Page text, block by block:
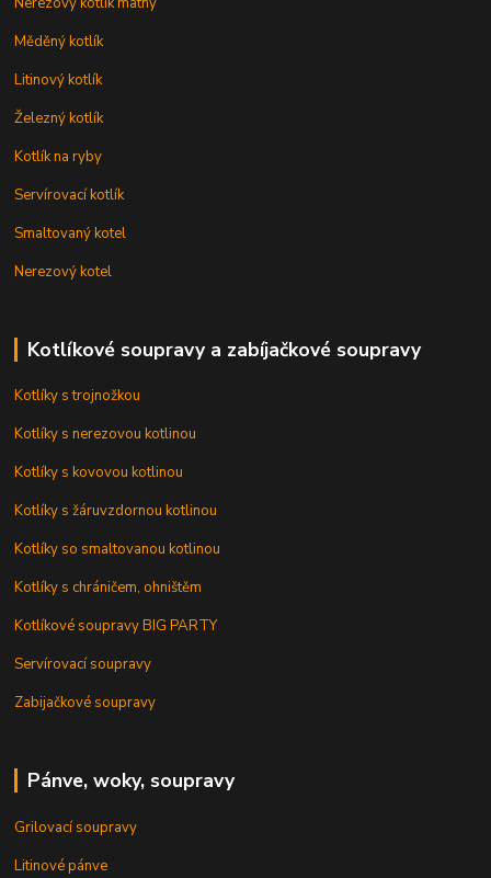
Měděný kotlík
Litinový kotlík
Železný kotlík
Kotlík na ryby
Servírovací kotlík
Smaltovaný kotel
Nerezový kotel
Kotlíkové soupravy a zabíjačkové soupravy
Kotlíky s trojnožkou
Kotlíky s nerezovou kotlinou
Kotlíky s kovovou kotlinou
Kotlíky s žáruvzdornou kotlinou
Kotlíky so smaltovanou kotlinou
Kotlíky s chráničem, ohništěm
Kotlíkové soupravy BIG PARTY
Servírovací soupravy
Zabijačkové soupravy
Pánve, woky, soupravy
Grilovací soupravy
Litinové pánve